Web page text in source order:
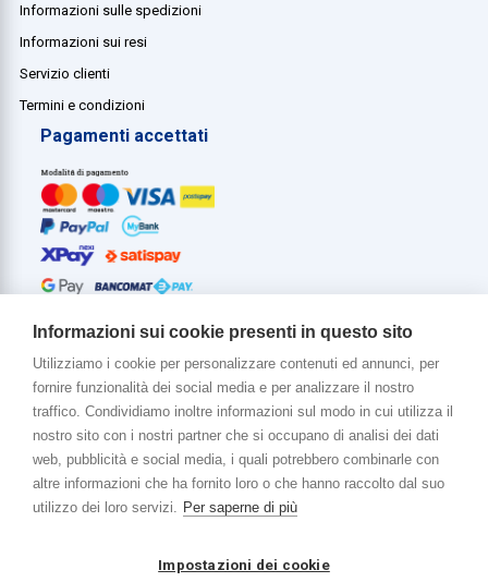
Informazioni sulle spedizioni
Informazioni sui resi
Servizio clienti
Termini e condizioni
Pagamenti accettati
Di più su di noi
www.venerota.it
Informazioni sui cookie presenti in questo sito
Utilizziamo i cookie per personalizzare contenuti ed annunci, per
fornire funzionalità dei social media e per analizzare il nostro
traffico. Condividiamo inoltre informazioni sul modo in cui utilizza il
nostro sito con i nostri partner che si occupano di analisi dei dati
web, pubblicità e social media, i quali potrebbero combinarle con
altre informazioni che ha fornito loro o che hanno raccolto dal suo
utilizzo dei loro servizi. Per saperne di più
Impostazioni dei cookie